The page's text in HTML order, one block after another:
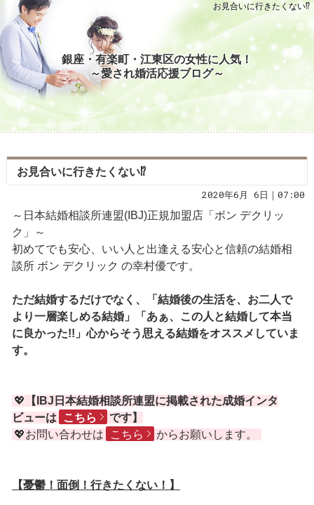
お見合いに行きたくない⁉
銀座・有楽町・江東区の女性に人気！
～愛され婚活応援ブログ～
お見合いに行きたくない⁉
2020年6月 6日｜07:00
～日本結婚相談所連盟(IBJ)正規加盟店「ボン デクリッ
ク」～
初めてでも安心、いい人と出逢える安心と信頼の結婚相
談所 ボン デクリック の幸村優です。
ただ結婚するだけでなく、「結婚後の生活を、お二人で
より一層楽しめる結婚」「あぁ、この人と結婚して本当
に良かった!!」心からそう思える結婚をオススメしていま
す。
💖
【IBJ日本結婚相談所連盟に掲載された成婚インタ
ビューは
こちら
です】
💖お問い合わせは
こちら からお願いします。
【憂鬱！面倒！行きたくない！】